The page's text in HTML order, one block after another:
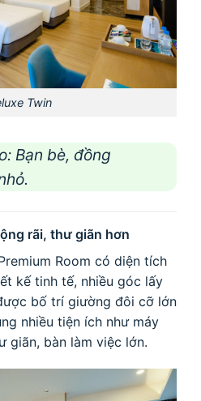
Twin
Bạn bè, đồng
rãi, thư giãn hơn
Room có diện tích
kế tinh tế, nhiều góc lấy
bố trí giường đôi cỡ lớn
nhiều tiện ích như máy
giãn, bàn làm việc lớn.